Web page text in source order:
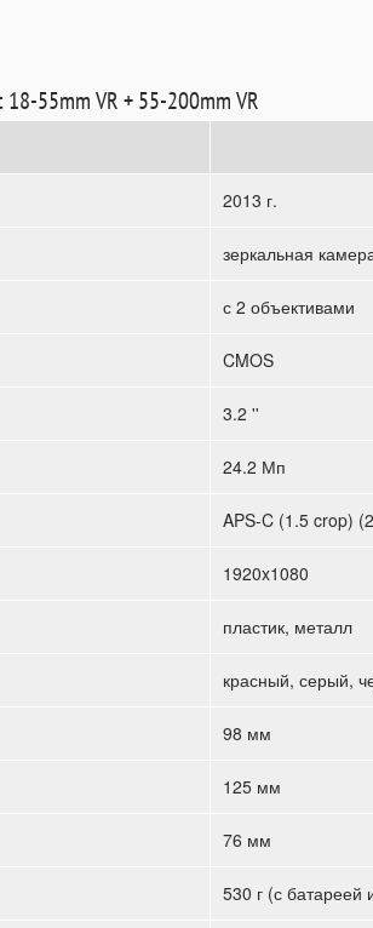
55mm VR + 55-200mm VR
2013 г.
зеркальная
с 2 объективами
CMOS
3.2 ''
24.2 Мп
APS-C (1.5 crop)
1920x1080
пластик, металл
красный, серый,
98 мм
125 мм
76 мм
530 г (с батареей